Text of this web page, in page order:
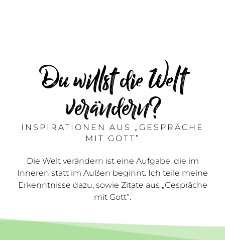
Du willst die Welt
verändern?
INSPIRATIONEN AUS „GESPRÄCHE
MIT GOTT”
Die Welt verändern ist eine Aufgabe, die im
Inneren statt im Außen beginnt. Ich teile meine
Erkenntnisse dazu, sowie Zitate aus „Gespräche
mit Gott”.